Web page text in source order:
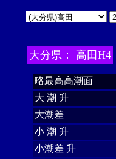
大分県： 高田H4
略最高高潮面
大 潮 升
大潮差
小 潮 升
小潮差 升